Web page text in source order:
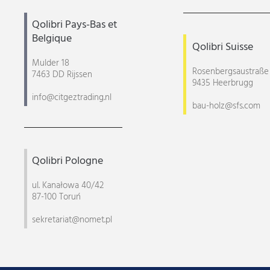
Qolibri Pays-Bas et
Belgique
Mulder 18
7463 DD Rijssen
info@citgeztrading.nl
Qolibri Pologne
ul. Kanałowa 40/42
87-100 Toruń
sekretariat@nomet.pl
Qolibri Suisse
9435 Heerbrugg
bau-holz@sfs.com